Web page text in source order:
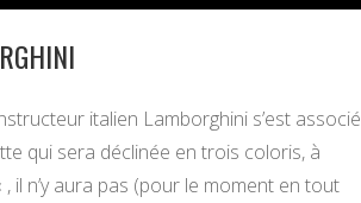
italien Lamborghini s’est associé
qui sera déclinée en trois coloris, à
, il n’y aura pas (pour le moment en tout